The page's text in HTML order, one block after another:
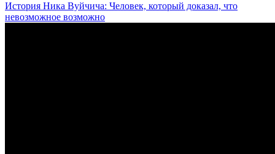
История Ника Вуйчича: Человек, который доказал, что
невозможное возможно